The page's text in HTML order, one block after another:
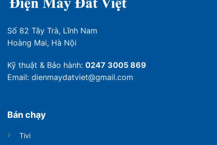
Dàn lạnh ống đồng kết hợp công nghệ làm lạnh 360
Số 82 Tây Trà, Lĩnh Nam
Hoàng Mai, Hà Nội
Kỹ thuật & Bảo hành: 0247 3005 869
Email: dienmaydatviet@gmail.com
Bán chạy
Tivi